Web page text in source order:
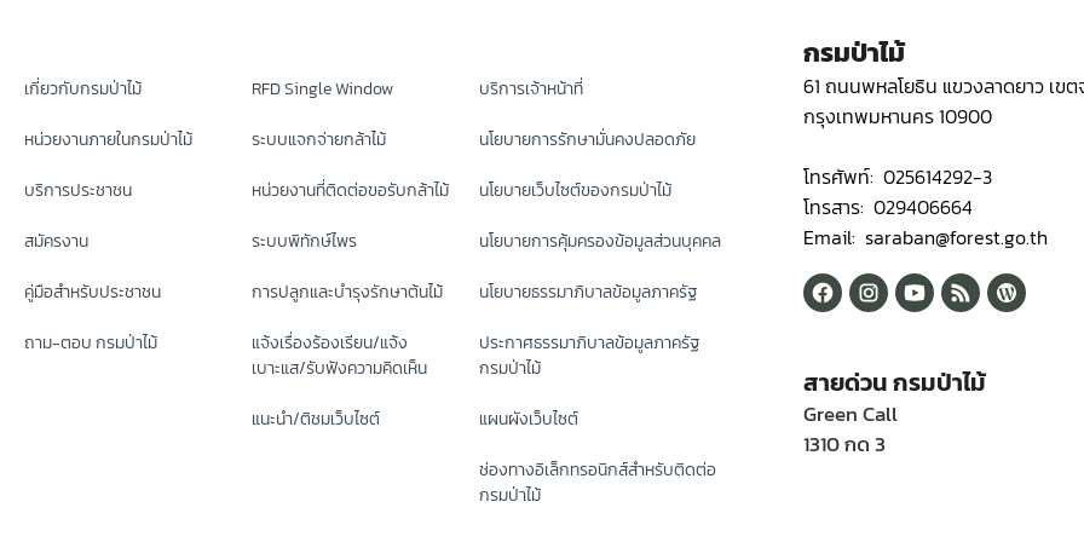
เกี่ยวกับกรมป่าไม้
หน่วยงานภายในกรมป่าไม้
บริการประชาชน
สมัครงาน
คู่มือสำหรับประชาชน
ถาม-ตอบ กรมป่าไม้
RFD Single Window
ระบบแจกจ่ายกล้าไม้
หน่วยงานที่ติดต่อขอรับกล้าไม้
ระบบพิทักษ์ไพร
การปลูกและบำรุงรักษาต้นไม้
แจ้งเรื่องร้องเรียน/แจ้ง
เบาะแส/รับฟังความคิดเห็น
แนะนำ/ติชมเว็บไซต์
บริการเจ้าหน้าที่
นโยบายการรักษามั่นคงปลอดภัย
นโยบายเว็บไซต์ของกรมป่าไม้
นโยบายการคุ้มครองข้อมูลส่วนบุคคล
นโยบายธรรมาภิบาลข้อมูลภาครัฐ
ประกาศธรรมาภิบาลข้อมูลภาครัฐ
กรมป่าไม้
แผนผังเว็บไซต์
ช่องทางอิเล็กทรอนิกส์สำหรับติดต่อ
กรมป่าไม้
กรมป่าไม้
61 ถนนพหลโยธิน แขวงลาดยาว เข
กรุงเทพมหานคร 10900
โทรศัพท์: 025614292-3
โทรสาร: 029406664
Email: saraban@forest.go.th
สายด่วน กรมป่าไม้
Green Call
1310 กด 3